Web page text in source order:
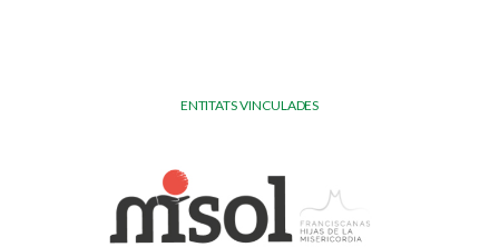
ENTITATS VINCULADES